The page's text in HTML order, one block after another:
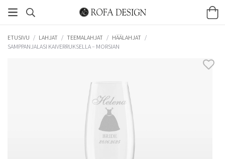
ETUSIVU / LAHJAT / TEEMALAHJAT / HÄÄLAHJAT /
SAMPPANJALASI KAIVERRUKSELLA – MORSIAN